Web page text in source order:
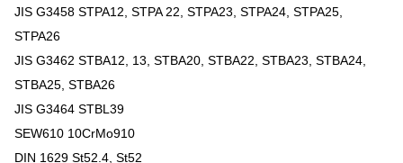
JIS G3458 STPA12, STPA 22, STPA23, STPA24, STPA25,
STPA26
JIS G3462 STBA12, 13, STBA20, STBA22, STBA23, STBA24,
STBA25, STBA26
JIS G3464 STBL39
SEW610 10CrMo910
DIN 1629 St52.4, St52